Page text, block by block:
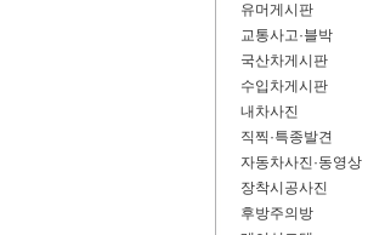
유머게시판
교통사고·블박
국산차게시판
수입차게시판
내차사진
직찍·특종발견
자동차사진·동영상
장착시공사진
후방주의방